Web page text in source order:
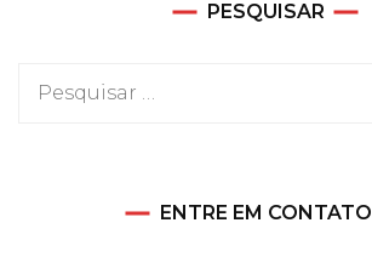
PESQUISAR
Pesquisar
ENTRE EM CONTATO